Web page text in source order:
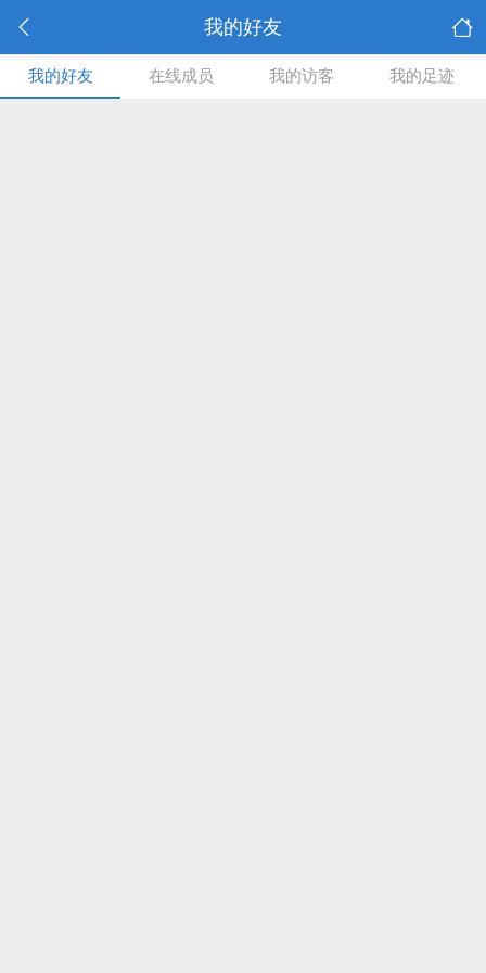
我的好友
我的好友 在线成员 我的访客 我的足迹